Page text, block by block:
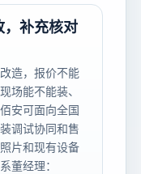
，补充核对
造，报价不能
场能不能装、
安可面向全国
调试协同和售
片和现有设备
董经理：